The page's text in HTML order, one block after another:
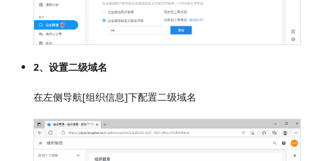
2、设置二级域名
在左侧导航[组织信息]下配置二级域名